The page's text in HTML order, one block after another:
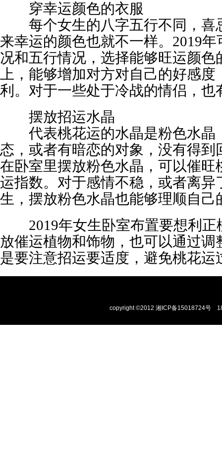
穿幸运颜色的衣服
每个女生的八字五行不同，喜
来幸运的颜色也就不一样。2019
况和五行情况，选择能够旺运颜
上，能够增加对方对自己的好感
利。对于一些处于冷战的情侣，也
摆放招运水晶
代表桃花运的水晶是粉色水晶
态，或者有暗恋的对象，没有得
在卧室里摆放粉色水晶，可以催旺
运指数。对于感情不稳，或者离异
生，摆放粉色水晶也能够理顺自己
2019年女生卧室布置要想利正
放催运植物和饰物，也可以通过
是要注意招运要适度，避免桃花运
copyright ©2012 湘ICP备15018724号